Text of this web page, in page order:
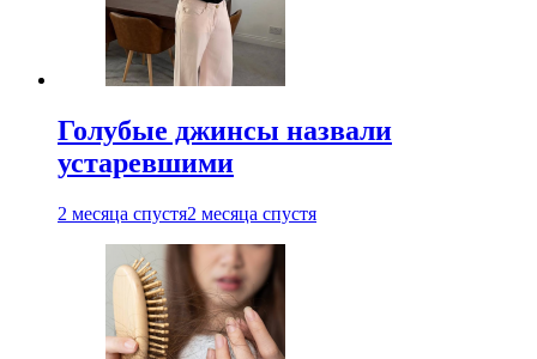
Голубые джинсы назвали
устаревшими
2 месяца спустя2 месяца спустя